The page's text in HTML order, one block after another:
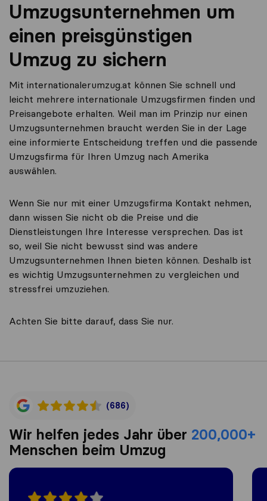
Umzugsunternehmen um
einen preisgünstigen
Umzug zu sichern
Mit internationalerumzug.at können Sie schnell und
leicht mehrere internationale Umzugsfirmen finden und
Preisangebote erhalten. Weil man im Prinzip nur einen
Umzugsunternehmen braucht werden Sie in der Lage
eine informierte Entscheidung treffen und die passende
Umzugsfirma für Ihren Umzug nach Amerika
auswählen.
Wenn Sie nur mit einer Umzugsfirma Kontakt nehmen,
dann wissen Sie nicht ob die Preise und die
Dienstleistungen Ihre Interesse versprechen. Das ist
so, weil Sie nicht bewusst sind was andere
Umzugsunternehmen Ihnen bieten können. Deshalb ist
es wichtig Umzugsunternehmen zu vergleichen und
stressfrei umzuziehen.
Achten Sie bitte darauf, dass Sie nur.
(686)
Wir helfen jedes Jahr über 200,000+
Menschen beim Umzug